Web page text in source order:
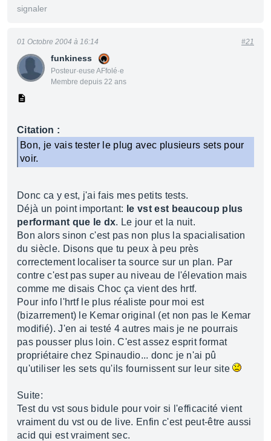
signaler
funkiness
Posteur·euse AFfolé·e
Membre depuis 22 ans
01 Octobre 2004 à 16:14 #21
Citation :
Bon, je vais tester le plug avec plusieurs sets pour
voir.
Donc ca y est, j'ai fais mes petits tests.
Déjà un point important: le vst est beaucoup plus
performant que le dx. Le jour et la nuit.
Bon alors sinon c'est pas non plus la spacialisation
du siècle. Disons que tu peux à peu près
correctement localiser ta source sur un plan. Par
contre c'est pas super au niveau de l'élevation mais
comme me disais Choc ça vient des hrtf.
Pour info l'hrtf le plus réaliste pour moi est
(bizarrement) le Kemar original (et non pas le Kemar
modifié). J'en ai testé 4 autres mais je ne pourrais
pas pousser plus loin. C'est assez esprit format
propriétaire chez Spinaudio... donc je n'ai pû
qu'utiliser les sets qu'ils fournissent sur leur site
Suite:
Test du vst sous bidule pour voir si l'efficacité vient
vraiment du vst ou de live. Enfin c'est peut-être aussi
acid qui est vraiment sec.